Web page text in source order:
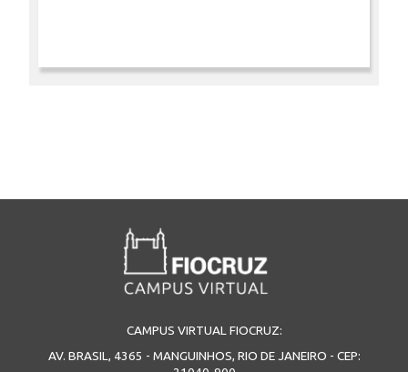
CAMPUS VIRTUAL FIOCRUZ:
AV. BRASIL, 4365 - MANGUINHOS, RIO DE JANEIRO - CEP: